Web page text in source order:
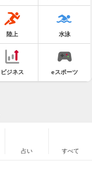
陸上 水泳
ビジネス eスポーツ
占い すべて